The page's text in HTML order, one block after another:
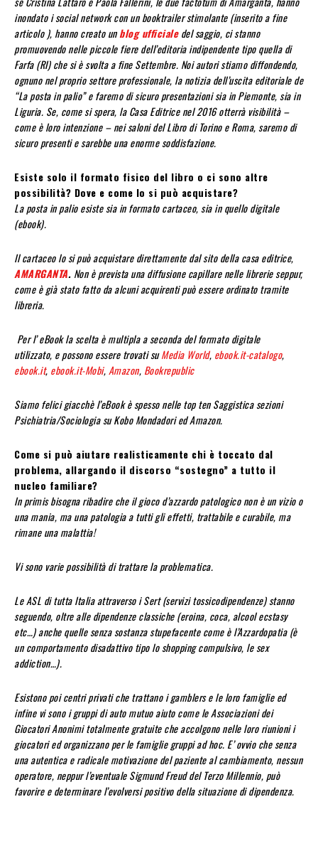
inondato i social network con un booktrailer stimolante (inserito a fine
articolo ), hanno creato unblog ufficialedel saggio, ci stanno
promuovendo nelle piccole fiere dell’editoria indipendente tipo quella di
Farfa (RI) che si è svolta a fine Settembre. Noi autori stiamo diffondendo,
ognuno nel proprio settore professionale, la notizia dell’uscita editoriale de
“La posta in palio” e faremo di sicuro presentazioni sia in Piemonte, sia in
Liguria. Se, come si spera, la Casa Editrice nel 2016 otterrà visibilità –
come è loro intenzione – nei saloni del Libro di Torino e Roma, saremo di
sicuro presenti e sarebbe una enorme soddisfazione.
Esiste solo il formato fisico del libro o ci sono altre
possibilità? Dove e come lo si può acquistare?
La posta in palio esiste sia in formato cartaceo, sia in quello digitale
(ebook).
Il cartaceo lo si può acquistare direttamente dal sito della casa editrice,
AMARGANTA. Non è prevista una diffusione capillare nelle librerie seppur,
come è già stato fatto da alcuni acquirenti può essere ordinato tramite
libreria.
Per l’ eBook la scelta è multipla a seconda del formato digitale
utilizzato, e possono essere trovati suMedia World, ebook.it-catalogo,
ebook.it, ebook.it-Mobi, Amazon, Bookrepublic
Siamo felici giacchè l’eBook è spesso nelle top ten Saggistica sezioni
Psichiatria/Sociologia su Kobo Mondadori ed Amazon.
Come si può aiutare realisticamente chi è toccato dal
problema, allargando il discorso “sostegno” a tutto il
nucleo familiare?
In primis bisogna ribadire che il gioco d’azzardo patologico non è un vizio o
una mania, ma una patologia a tutti gli effetti, trattabile e curabile, ma
rimane una malattia!
Vi sono varie possibilità di trattare la problematica.
Le ASL di tutta Italia attraverso i Sert (servizi tossicodipendenze) stanno
seguendo, oltre alle dipendenze classiche (eroina, coca, alcool ecstasy
etc…) anche quelle senza sostanza stupefacente come è l’Azzardopatia (è
un comportamento disadattivo tipo lo shopping compulsivo, le sex
addiction…).
Esistono poi centri privati che trattano i gamblers e le loro famiglie ed
infine vi sono i gruppi di auto mutuo aiuto come le Associazioni dei
Giocatori Anonimi totalmente gratuite che accolgono nelle loro riunioni i
giocatori ed organizzano per le famiglie gruppi ad hoc. E’ ovvio che senza
una autentica e radicale motivazione del paziente al cambiamento, nessun
operatore, neppur l’eventuale Sigmund Freud del Terzo Millennio, può
favorire e determinare l’evolversi positivo della situazione di dipendenza.